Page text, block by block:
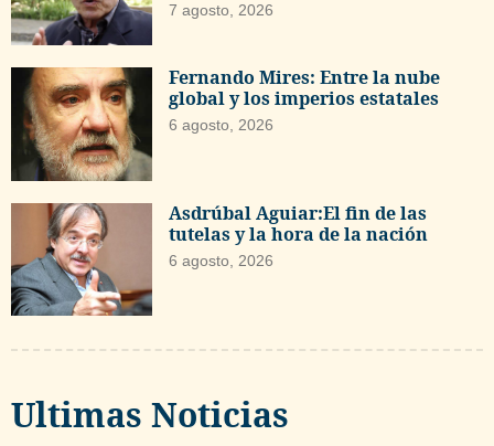
7 agosto, 2026
Fernando Mires: Entre la nube
global y los imperios estatales
6 agosto, 2026
Asdrúbal Aguiar:El fin de las
tutelas y la hora de la nación
6 agosto, 2026
Ultimas Noticias